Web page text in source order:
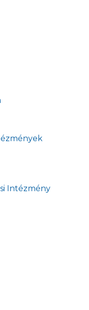
Intézmény